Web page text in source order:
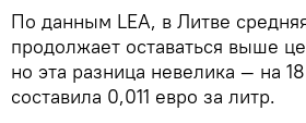
По данным LEA, в Литве
продолжает оставаться выше
но эта разница невелика — на
составила 0,011 евро за литр.